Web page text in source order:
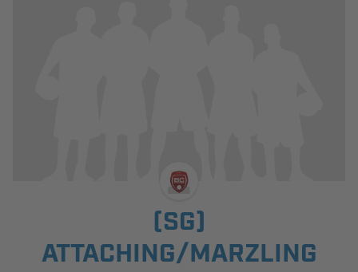
INFOTHEK SPIELPLUS
(SG)
ATTACHING/MARZLING